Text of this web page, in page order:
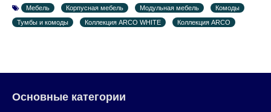
Мебель Корпусная мебель Модульная мебель
Комоды
Тумбы и комоды
Коллекция ARCO WHITE Коллекция ARCO
Основные категории